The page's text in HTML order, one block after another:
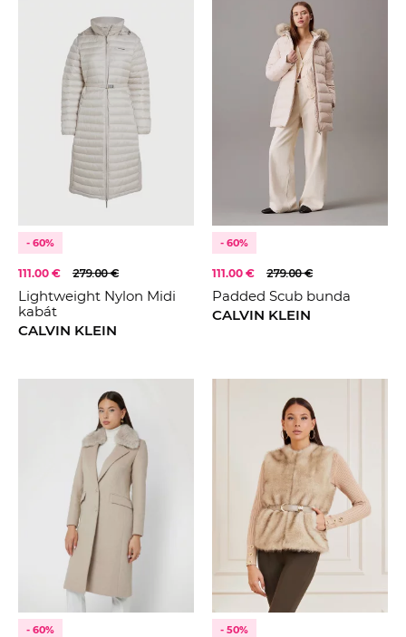
- 60%
111.00 € 279.00 €
Lightweight Nylon Midi
kabát
CALVIN KLEIN
- 60%
111.00 € 279.00 €
Padded Scub bunda
CALVIN KLEIN
- 60% - 50%